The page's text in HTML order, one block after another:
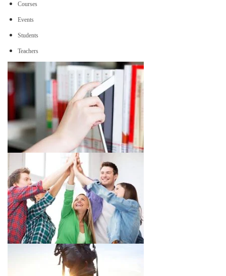
Courses
Events
Students
Teachers